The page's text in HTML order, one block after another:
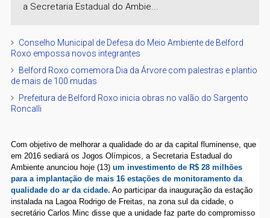
a Secretaria Estadual do Ambie...
Conselho Municipal de Defesa do Meio Ambiente de Belford
Roxo empossa novos integrantes
Belford Roxo comemora Dia da Árvore com palestras e plantio
de mais de 100 mudas
Prefeitura de Belford Roxo inicia obras no valão do Sargento
Roncalli
Com objetivo de melhorar a qualidade do ar da capital fluminense, que
em 2016 sediará os Jogos Olímpicos, a Secretaria Estadual do
Ambiente anunciou hoje (13) um investimento de R$ 28 milhões
para a implantação de mais 16 estações de monitoramento da
qualidade do ar da cidade. Ao participar da inauguração da estação
instalada na Lagoa Rodrigo de Freitas, na zona sul da cidade, o
secretário Carlos Minc disse que a unidade faz parte do compromisso